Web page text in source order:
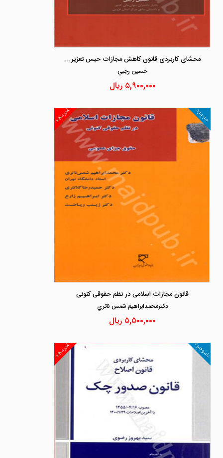
محشای کاربردی قانون کاهش مجازات حبس تعزیری «بااصطلاحات و الحاقات مصوب 1399/02/23 مجلس شورای اسلامی»
حسين رجبي
۵,۹۰۰,۰۰۰ ریال
غیرمجد موجود
قانون مجازات اسلامی در نظم حقوقی کنونی
دكترمحمدابراهيم شمس ناتري
۵,۵۰۰,۰۰۰ ریال
غیرمجد ناموجود